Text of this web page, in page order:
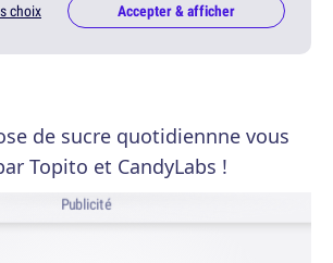
choix Accepter & afficher
de sucre quotidiennne vous
Topito et CandyLabs !
Publicité